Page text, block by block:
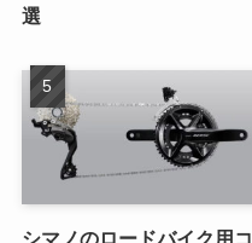
選
シマノのロードバイク用コ